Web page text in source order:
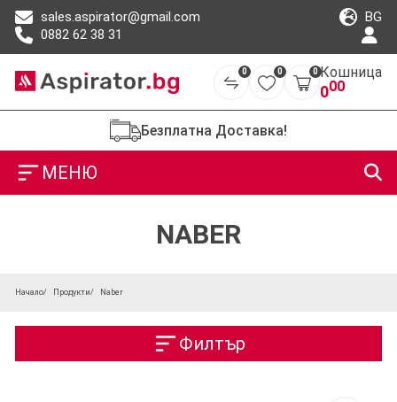
sales.aspirator@gmail.com
0882 62 38 31
BG
Безплатна Доставка!
0 0 0 Кошница
000
МЕНЮ
NABER
Начало Продукти Naber
Филтър